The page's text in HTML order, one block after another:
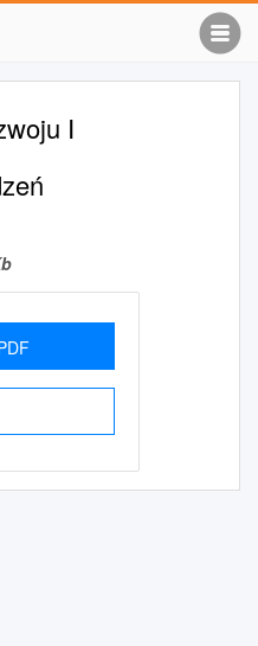
I